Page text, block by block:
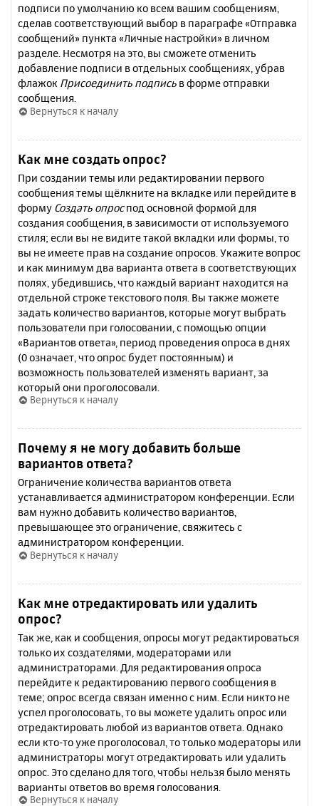
подписи по умолчанию ко всем вашим сообщениям,
сделав соответствующий выбор в параграфе «Отправка
сообщений» пункта «Личные настройки» в личном
разделе. Несмотря на это, вы сможете отменить
добавление подписи в отдельных сообщениях, убрав
флажок Присоединить подпись в форме отправки
сообщения.
Вернуться к началу
Как мне создать опрос?
При создании темы или редактировании первого
сообщения темы щёлкните на вкладке или перейдите в
форму Создать опроспод основной формой для
создания сообщения, в зависимости от используемого
стиля; если вы не видите такой вкладки или формы, то
вы не имеете прав на создание опросов. Укажите вопрос
и как минимум два варианта ответа в соответствующих
полях, убедившись, что каждый вариант находится на
отдельной строке текстового поля. Вы также можете
задать количество вариантов, которые могут выбрать
пользователи при голосовании, с помощью опции
«Вариантов ответа», период проведения опроса в днях
(0 означает, что опрос будет постоянным) и
возможность пользователей изменять вариант, за
который они проголосовали.
Вернуться к началу
Почему я не могу добавить больше
вариантов ответа?
Ограничение количества вариантов ответа
устанавливается администратором конференции. Если
вам нужно добавить количество вариантов,
превышающее это ограничение, свяжитесь с
администратором конференции.
Вернуться к началу
Как мне отредактировать или удалить
опрос?
Так же, как и сообщения, опросы могут редактироваться
только их создателями, модераторами или
администраторами. Для редактирования опроса
перейдите к редактированию первого сообщения в
теме; опрос всегда связан именно с ним. Если никто не
успел проголосовать, то вы можете удалить опрос или
отредактировать любой из вариантов ответа. Однако
если кто-то уже проголосовал, то только модераторы или
администраторы могут отредактировать или удалить
опрос. Это сделано для того, чтобы нельзя было менять
варианты ответов во время голосования.
Вернуться к началу